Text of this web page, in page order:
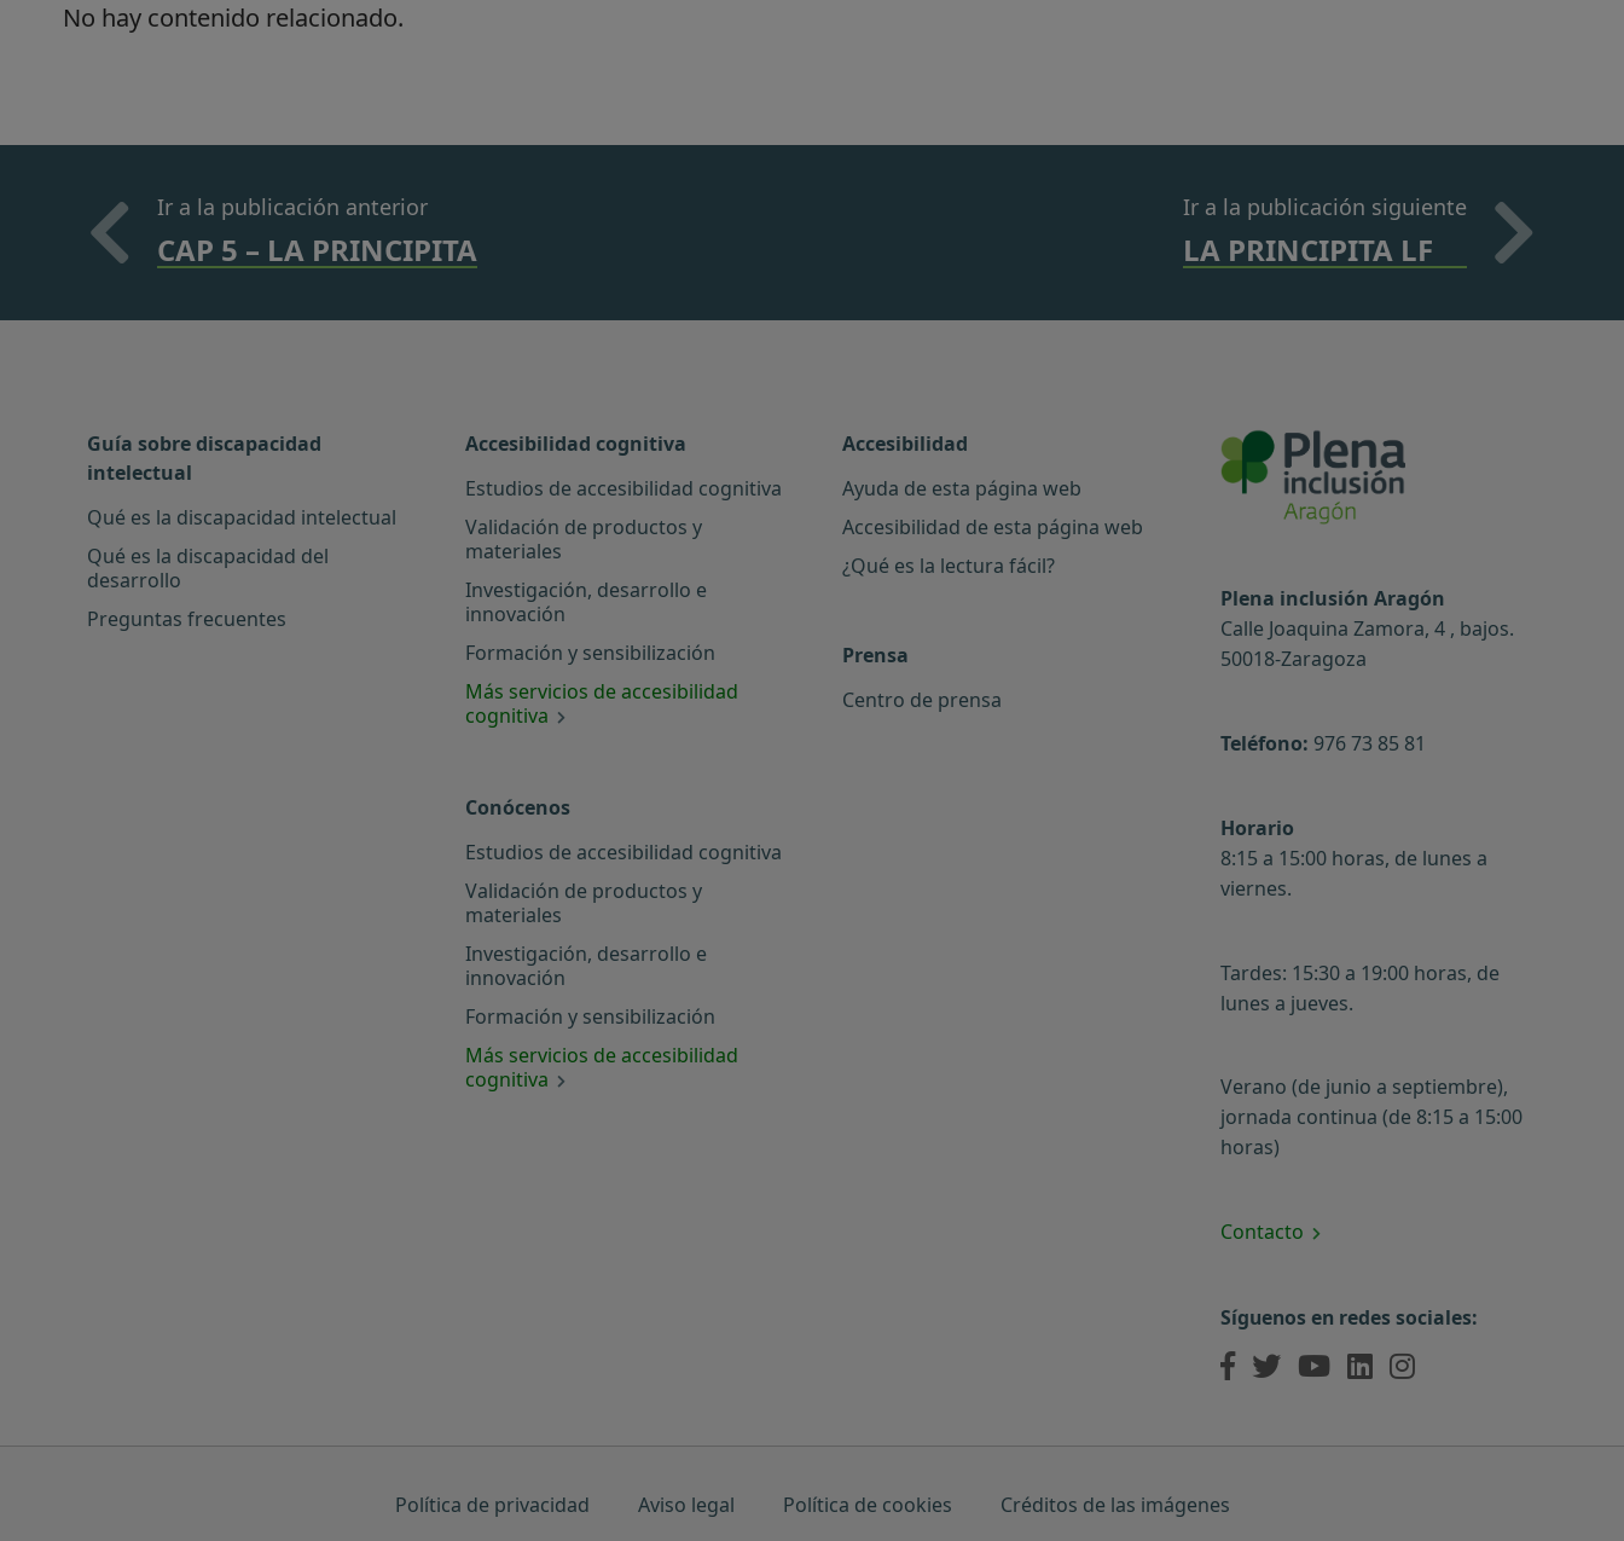
No hay contenido relacionado.
Ir a la publicación anterior
CAP 5 – LA PRINCIPITA
Ir a la publicación siguiente
LA PRINCIPITA LF
Guía sobre discapacidad
intelectual
Qué es la discapacidad intelectual
Qué es la discapacidad del
desarrollo
Preguntas frecuentes
Accesibilidad cognitiva
Estudios de accesibilidad cognitiva
Validación de productos y
materiales
Investigación, desarrollo e
innovación
Formación y sensibilización
Más servicios de accesibilidad
cognitiva
Conócenos
Estudios de accesibilidad cognitiva
Validación de productos y
materiales
Investigación, desarrollo e
innovación
Formación y sensibilización
Más servicios de accesibilidad
cognitiva
Accesibilidad
Ayuda de esta página web
Accesibilidad de esta página web
¿Qué es la lectura fácil?
Prensa
Centro de prensa
Plena inclusión Aragón
Calle Joaquina Zamora, 4 , bajos.
50018-Zaragoza
Teléfono: 976 73 85 81
Horario
8:15 a 15:00 horas, de lunes a
viernes.
Tardes: 15:30 a 19:00 horas, de
lunes a jueves.
Verano (de junio a septiembre),
jornada continua (de 8:15 a 15:00
horas)
Contacto
Síguenos en redes sociales:
Política de privacidad Aviso legal Política de cookies Créditos de las imágenes